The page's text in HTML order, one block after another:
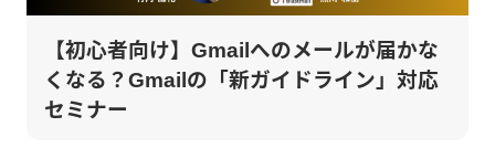
【初心者向け】Gmailへのメールが届かな
くなる？Gmailの「新ガイドライン」対応
セミナー